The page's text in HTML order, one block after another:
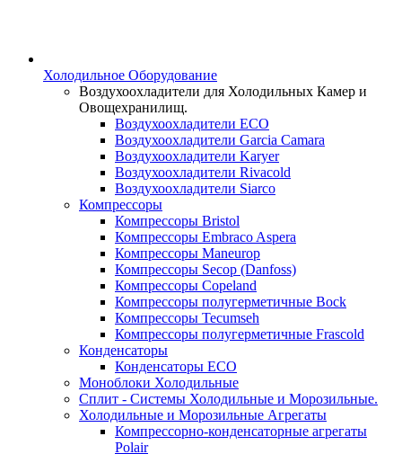
Холодильное Оборудование
Воздухоохладители для Холодильных Камер и
Овощехранилищ.
Воздухоохладители ECO
Воздухоохладители Garcia Camara
Воздухоохладители Karyer
Воздухоохладители Rivacold
Воздухоохладители Siarco
Компрессоры
Компрессоры Bristol
Компрессоры Embraco Aspera
Компрессоры Maneurop
Компрессоры Secop (Danfoss)
Компрессоры Copeland
Компрессоры полугерметичные Bock
Компрессоры Tecumseh
Компрессоры полугерметичные Frascold
Конденсаторы
Конденсаторы ECO
Моноблоки Холодильные
Сплит - Системы Холодильные и Морозильные.
Холодильные и Морозильные Агрегаты
Компрессорно-конденсаторные агрегаты
Polair